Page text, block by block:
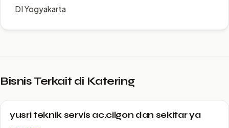
DI Yogyakarta
Bisnis Terkait di Katering
yusri teknik servis ac.cilgon dan sekitar ya